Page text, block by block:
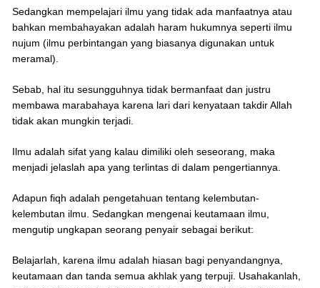
Sedangkan mempelajari ilmu yang tidak ada manfaatnya atau
bahkan membahayakan adalah haram hukumnya seperti ilmu
nujum (ilmu perbintangan yang biasanya digunakan untuk
meramal).
Sebab, hal itu sesungguhnya tidak bermanfaat dan justru
membawa marabahaya karena lari dari kenyataan takdir Allah
tidak akan mungkin terjadi.
Ilmu adalah sifat yang kalau dimiliki oleh seseorang, maka
menjadi jelaslah apa yang terlintas di dalam pengertiannya.
Adapun fiqh adalah pengetahuan tentang kelembutan-
kelembutan ilmu. Sedangkan mengenai keutamaan ilmu,
mengutip ungkapan seorang penyair sebagai berikut:
Belajarlah, karena ilmu adalah hiasan bagi penyandangnya,
keutamaan dan tanda semua akhlak yang terpuji. Usahakanlah,